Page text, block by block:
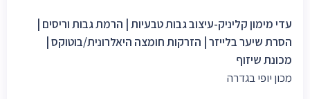
עדי מימון קליניק-עיצוב גבות טבעיות | הרמת גבות וריסים |
הסרת שיער בלייזר | הזרקות חומצה היאלרונית/בוטוקס |
מכונת שיזוף
מכון יופי בגדרה